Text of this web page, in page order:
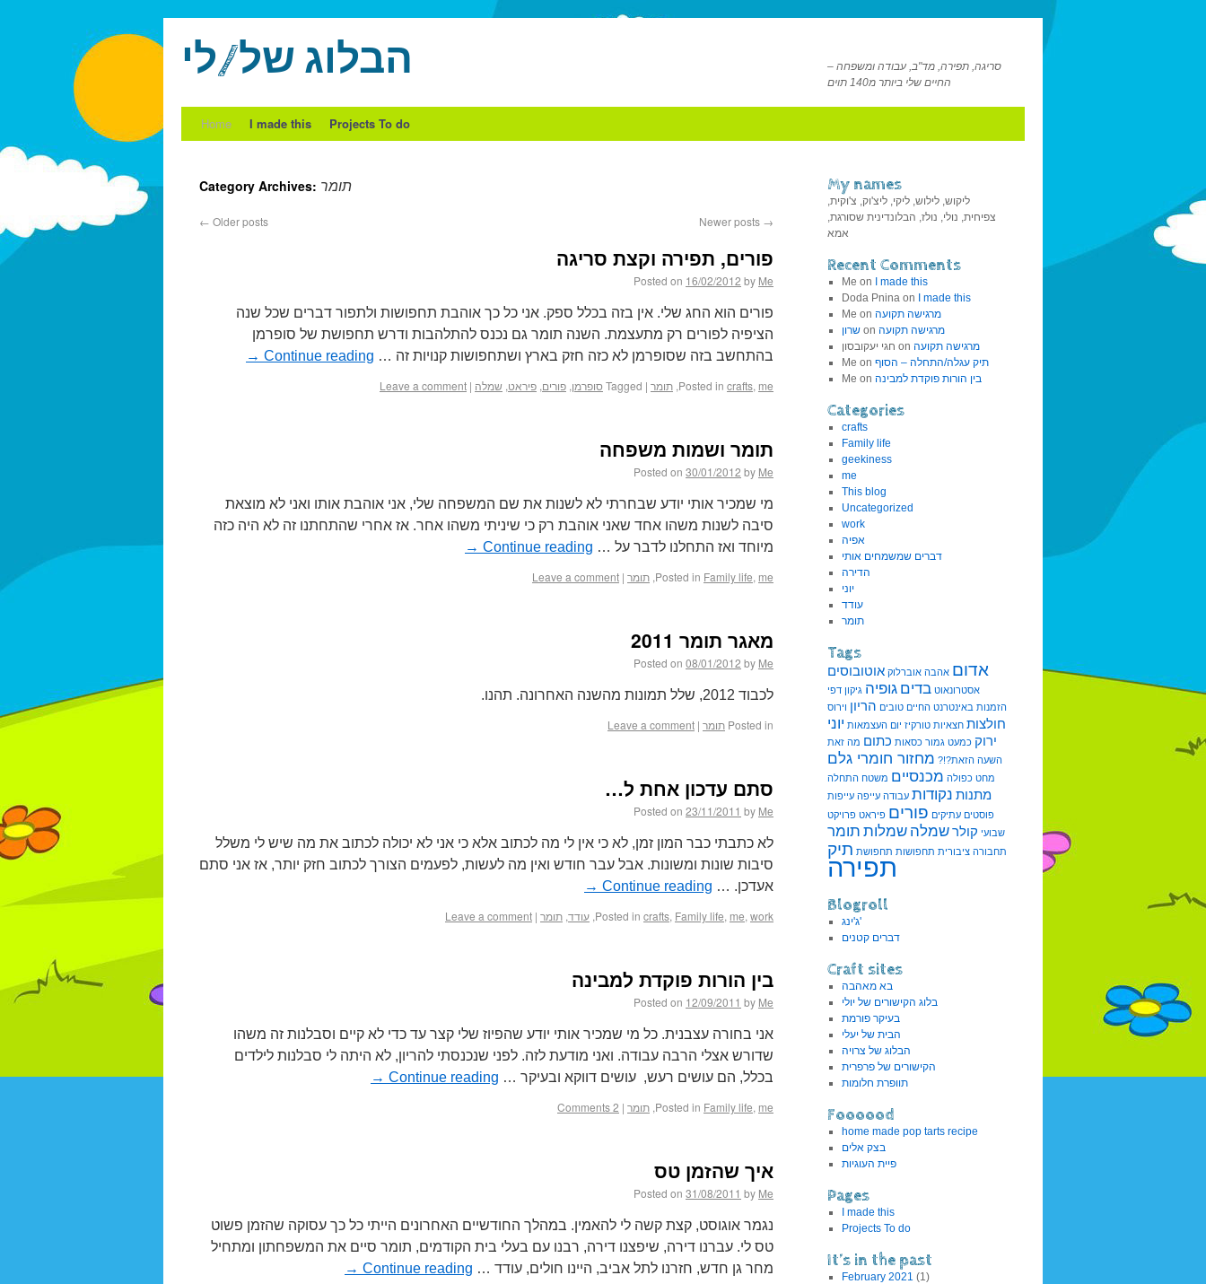
הבלוג של/לי
סריגה, תפירה, מד"ב, עבודה ומשפחה –
החיים שלי ביותר מ140 תוים
Home I made this Projects To do
Category Archives: תומר
← Older posts Newer posts →
פורים, תפירה וקצת סריגה
Posted on 16/02/2012 by Me
פורים הוא החג שלי. אין בזה בכלל ספק. אני כל כך אוהבת תחפושות ולתפור דברים שכל שנה
הציפיה לפורים רק מתעצמת. השנה תומר גם נכנס להתלהבות ודרש תחפושת של סופרמן
בהתחשב בזה שסופרמן לא כזה חזק בארץ ושתחפושות קנויות זה … Continue reading
→
Posted in crafts, me
, תומר |
Tagged סופרמן, פורים, פיראט, שמלה |
Leave a comment
תומר ושמות משפחה
Posted on 30/01/2012 by Me
מי שמכיר אותי יודע שבחרתי לא לשנות את שם המשפחה שלי, אני אוהבת אותו ואני לא מוצאת
סיבה לשנות משהו אחד שאני אוהבת רק כי שיניתי משהו אחר. אז אחרי שהתחתנו זה לא היה כזה
מיוחד ואז התחלנו לדבר על … Continue reading
→
Posted in Family life, me
, תומר |
Leave a comment
מאגר תומר 2011
Posted on 08/01/2012 by Me
לכבוד 2012, שלל תמונות מהשנה האחרונה. תהנו.
Posted in תומר |
Leave a comment
סתם עדכון אחת ל…
Posted on 23/11/2011 by Me
לא כתבתי כבר המון זמן, לא כי אין לי מה לכתוב אלא כי אני לא יכולה לכתוב את מה שיש לי משלל
סיבות שונות ומשונות. אבל עבר חודש ואין מה לעשות, לפעמים הצורך לכתוב חזק יותר, אז אני סתם
אעדכן. … Continue reading
→
Posted in crafts, Family life, me, work
, עודד, תומר |
Leave a comment
בין הורות פוקדת למבינה
Posted on 12/09/2011 by Me
אני בחורה עצבנית. כל מי שמכיר אותי יודע שהפיוז שלי קצר עד כדי לא קיים וסבלנות זה משהו
שדורש אצלי הרבה עבודה. ואני מודעת לזה. לפני שנכנסתי להריון, לא היתה לי סבלנות לילדים
בכלל, הם עושים רעש, עושים דווקא ובעיקר … Continue reading
→
Posted in Family life, me
, תומר |
2 Comments
איך שהזמן טס
Posted on 31/08/2011 by Me
נגמר אוגוסט, קצת קשה לי להאמין. במהלך החודשיים האחרונים הייתי כל כך עסוקה שהזמן פשוט
טס לי. עברנו דירה, שיפצנו דירה, רבנו עם בעלי בית הקודמים, תומר סיים את המשפחתון ומתחיל
מחר גן חדש, חזרנו לתל אביב, היינו חולים, עודד … Continue reading
→
My names
ליקוש, לילוש, ליקי, ליצ'וק, צ'וקית,
צפיחית, נולי, נולז, הבלונדינית שסורגת,
אמא
Recent Comments
Me on
I made this
Doda Pninaon
I made this
Me on מרגישה תקועה
שרוןon מרגישה תקועה
חגי יעקובסון on מרגישה תקועה
Me on תיק עגלה/התחלה – הסוף
Me on בין הורות פוקדת למבינה
Categories
crafts
Family life
geekiness
me
This blog
Uncategorized
work
אפיה
דברים שמשמחים אותי
הדירה
יוני
עודד
תומר
Tags
אדום אהבה אוברלוק אוטובוסים
אסטרונאוט בדים גופיה גיקון דפי
הזמנות באינטרנט החיים טובים הריון וירוס
חולצות חצאיות טורקיז יום העצמאות יוני
ירוק כמעט גמור כסאות כתום מה זאת
השעה הזאת?!? מחזור חומרי גלם
מחט כפולה מכנסיים משטח התחלה
מתנות נקודות עבודה עייפה עייפות
פוסטים עתיקים פורים פיראט פרויקט
שבועי קולרשמלה שמלות תומר
תחבורה ציבורית תחפושות תחפושת תיק
תפירה
Blogroll
ג'ינג'
דברים קטנים
Craft sites
בא מאהבה
בלוג הקישורים של יולי
בעיקר פורמת
הבית של יעלי
הבלוג של צרויה
הקישורים של פרפרית
תוופרת חלומות
Foooood
home made pop tarts recipe
בצק אלים
פיית העוגיות
Pages
I made this
Projects To do
It’s in the past
February 2021 (1)